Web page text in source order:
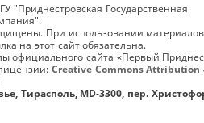
"Приднестровская Государственная
При использовании
на этот сайт обязательна.
официального сайта «Первый
Creative Commons Attribution
Тирасполь, MD-3300, пер.